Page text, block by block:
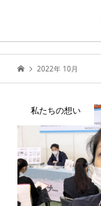
2022年 10月
私たちの想い